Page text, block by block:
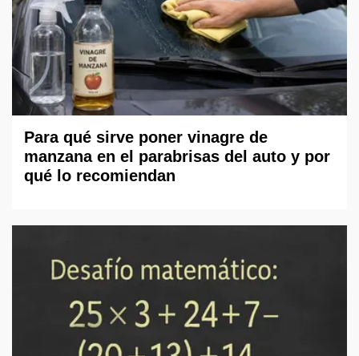
Para qué sirve poner vinagre de
manzana en el parabrisas del auto y por
qué lo recomiendan